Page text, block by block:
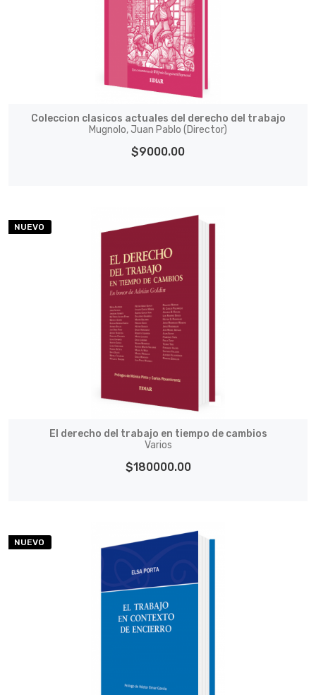
Coleccion clasicos actuales del derecho del trabajo
Mugnolo, Juan Pablo (Director)
$9000.00
NUEVO
El derecho del trabajo en tiempo de cambios
Varios
$180000.00
NUEVO